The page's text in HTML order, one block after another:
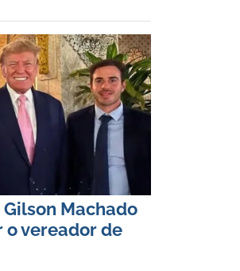
Machado
o vereador de